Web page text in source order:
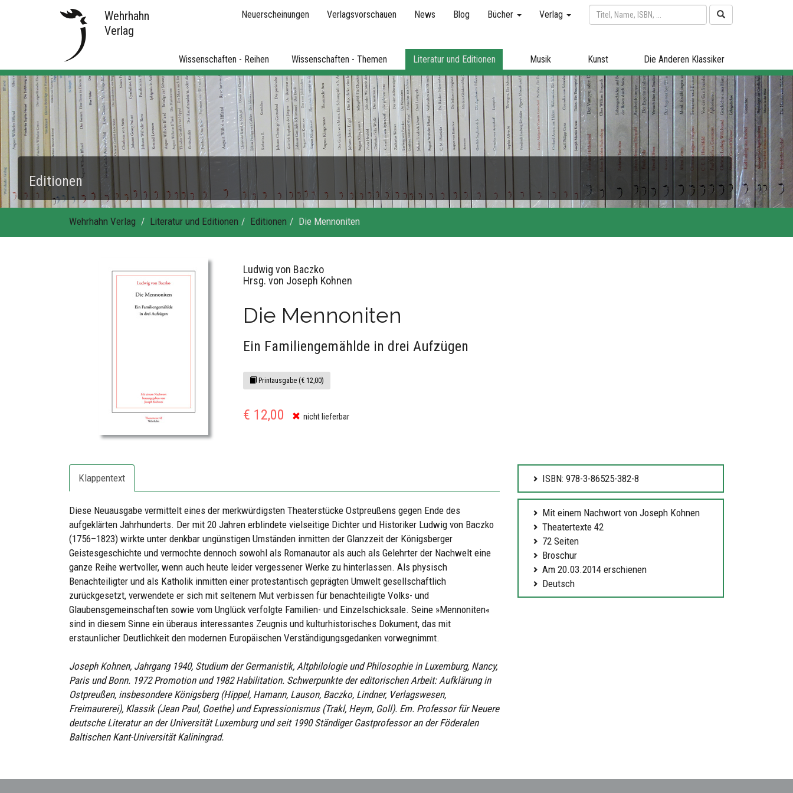
Wehrhahn
Verlag
Neuerscheinungen Verlagsvorschauen News Blog Bücher Verlag
Wissenschaften - Reihen Wissenschaften - Themen Literatur und Editionen Musik Kunst Die Anderen Klassiker
Editionen
Wehrhahn Verlag Literatur und Editionen Editionen Die Mennoniten
Ludwig von Baczko
Hrsg. von Joseph Kohnen
Die Mennoniten
Ein Familiengemählde in drei Aufzügen
Printausgabe (€ 12,00)
€ 12,00 nicht lieferbar
Klappentext
Diese Neuausgabe vermittelt eines der merkwürdigsten Theaterstücke Ostpreußens gegen Ende des
aufgeklärten Jahrhunderts. Der mit 20 Jahren erblindete vielseitige Dichter und Historiker Ludwig von Baczko
(1756–1823) wirkte unter denkbar ungünstigen Umständen inmitten der Glanzzeit der Königsberger
Geistesgeschichte und vermochte dennoch sowohl als Romanautor als auch als Gelehrter der Nachwelt eine
ganze Reihe wertvoller, wenn auch heute leider vergessener Werke zu hinterlassen. Als physisch
Benachteiligter und als Katholik inmitten einer protestantisch geprägten Umwelt gesellschaftlich
zurückgesetzt, verwendete er sich mit seltenem Mut verbissen für benachteiligte Volks- und
Glaubensgemeinschaften sowie vom Unglück verfolgte Familien- und Einzelschicksale. Seine »Mennoniten«
sind in diesem Sinne ein überaus interessantes Zeugnis und kulturhistorisches Dokument, das mit
erstaunlicher Deutlichkeit den modernen Europäischen Verständigungsgedanken vorwegnimmt.
Joseph Kohnen, Jahrgang 1940, Studium der Germanistik, Altphilologie und Philosophie in Luxemburg, Nancy,
Paris und Bonn. 1972 Promotion und 1982 Habilitation. Schwerpunkte der editorischen Arbeit: Aufklärung in
Ostpreußen, insbesondere Königsberg (Hippel, Hamann, Lauson, Baczko, Lindner, Verlagswesen,
Freimaurerei), Klassik (Jean Paul, Goethe) und Expressionismus (Trakl, Heym, Goll). Em. Professor für Neuere
deutsche Literatur an der Universität Luxemburg und seit 1990 Ständiger Gastprofessor an der Föderalen
Baltischen Kant-Universität Kaliningrad.
ISBN: 978-3-86525-382-8
Mit einem Nachwort von Joseph Kohnen
Theatertexte 42
72 Seiten
Broschur
Am 20.03.2014 erschienen
Deutsch